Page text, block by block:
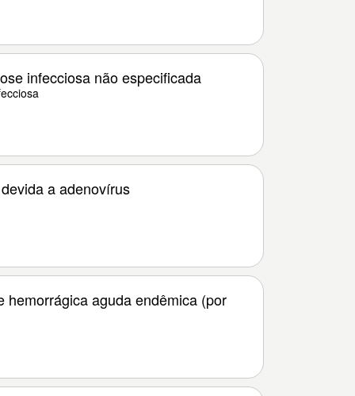
infecciosa não especificada
a adenovírus
hemorrágica aguda endêmica (por